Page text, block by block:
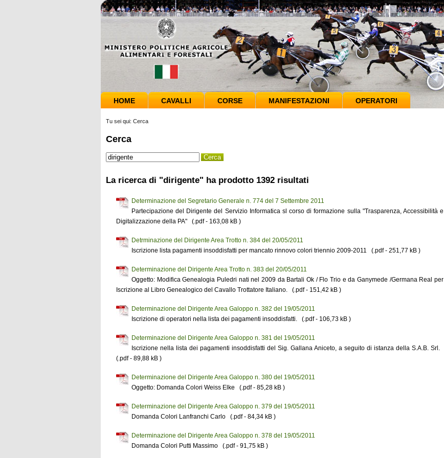
HOME CAVALLI CORSE MANIFESTAZIONI OPERATORI
Tu sei qui: Cerca
Cerca
La ricerca di "dirigente" ha prodotto 1392 risultati
Determinazione del Segretario Generale n. 774 del 7 Settembre 2011
Partecipazione del Dirigente del Servizio Informatica sl corso di formazione sulla "Trasparenza, Accessibilità e
Digitalizzazione della PA" (.pdf - 163,08 kB )
Detrminazione del Dirigente Area Trotto n. 384 del 20/05/2011
Iscrizione lista pagamenti insoddisfatti per mancato rinnovo colori triennio 2009-2011 (.pdf - 251,77 kB )
Determinazione del Dirigente Area Trotto n. 383 del 20/05/2011
Oggetto: Modifica Genealogia Puledri nati nel 2009 da Bartali Ok / Flo Trio e da Ganymede /Germana Real per
Iscrizione al Libro Genealogico del Cavallo Trottatore Italiano. (.pdf - 151,42 kB )
Determinazione del Dirigente Area Galoppo n. 382 del 19/05/2011
Iscrizione di operatori nella lista dei pagamenti insoddisfatti. (.pdf - 106,73 kB )
Determinazione del Dirigente Area Galoppo n. 381 del 19/05/2011
Iscrizione nella lista dei pagamenti insoddisfatti del Sig. Gallana Aniceto, a seguito di istanza della S.A.B. Srl.
(.pdf - 89,88 kB )
Determinazione del Dirigente Area Galoppo n. 380 del 19/05/2011
Oggetto: Domanda Colori Weiss Elke (.pdf - 85,28 kB )
Determinazione del Dirigente Area Galoppo n. 379 del 19/05/2011
Domanda Colori Lanfranchi Carlo (.pdf - 84,34 kB )
Determinazione del Dirigente Area Galoppo n. 378 del 19/05/2011
Domanda Colori Putti Massimo (.pdf - 91,75 kB )